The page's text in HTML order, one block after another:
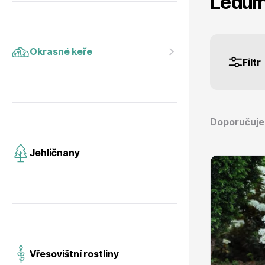
Nářadí,
Postřiky,
Filtr
Okrasné keře
Jehličnany
Vřesovištní rostliny